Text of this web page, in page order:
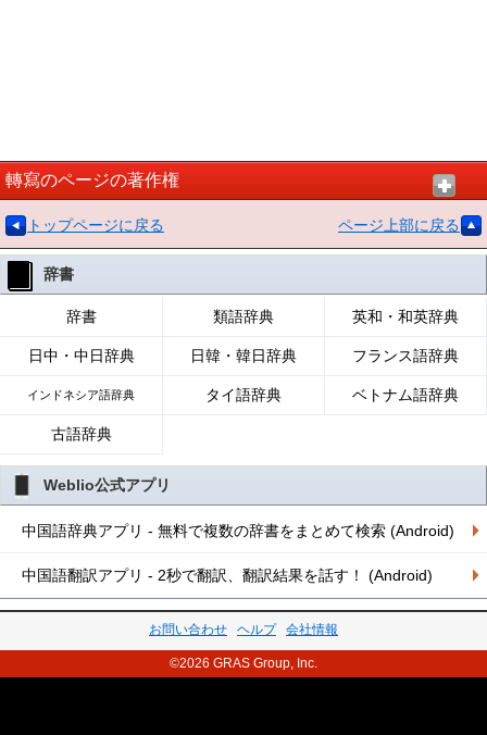
轉寫のページの著作権
トップページに戻る ページ上部に戻る
辞書
辞書 類語辞典 英和・和英辞典
日中・中日辞典 日韓・韓日辞典 フランス語辞典
インドネシア語辞典 タイ語辞典 ベトナム語辞典
古語辞典
Weblio公式アプリ
中国語辞典アプリ - 無料で複数の辞書をまとめて検索 (Android)
中国語翻訳アプリ - 2秒で翻訳、翻訳結果を話す！ (Android)
お問い合わせ ヘルプ 会社情報
©2026 GRAS Group, Inc.